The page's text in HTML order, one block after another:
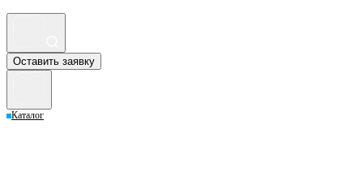
Оставить заявку
Каталог